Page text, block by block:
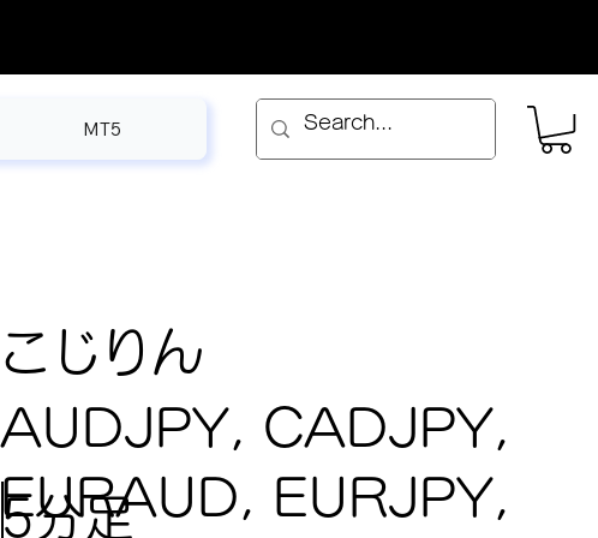
MT5
こじりん
AUDJPY, CADJPY,
EURAUD, EURJPY,
5分足